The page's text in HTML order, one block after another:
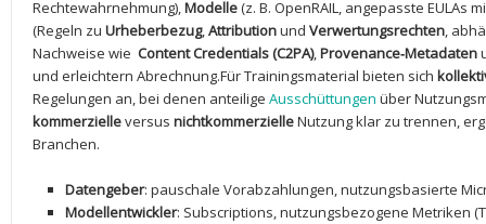
Rechtewahrnehmung),Modelle(z. B. OpenRAIL, ⁤angepasste EULAs
(Regeln zu Urheberbezug,Attributionund Verwertungsrechten,
Nachweise wie ⁤ Content Credentials (C2PA),Provenance‑Metadaten
und erleichtern Abrechnung.Für Trainingsmaterial bieten sich
Regelungen an, bei denen anteilige Ausschüttungen über
kommerzielleversus nichtkommerzielleNutzung klar zu trennen,
Branchen.
Datengeber: pauschale Vorabzahlungen, nutzungsbasierte
Modellentwickler: Subscriptions, nutzungsbezogene Metriken